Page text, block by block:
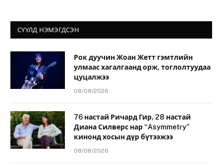
СҮҮЛД НЭМЭГДСЭН
Рок дуучин Жоан Жетт гэмтлийн
улмаас хагалгаанд орж, тоглолтуудаа
цуцалжээ
08/08/2026
76 настай Ричард Гир, 28 настай
Диана Силверс нар “Asymmetry”
кинонд хосын дүр бүтээжээ
08/08/2026